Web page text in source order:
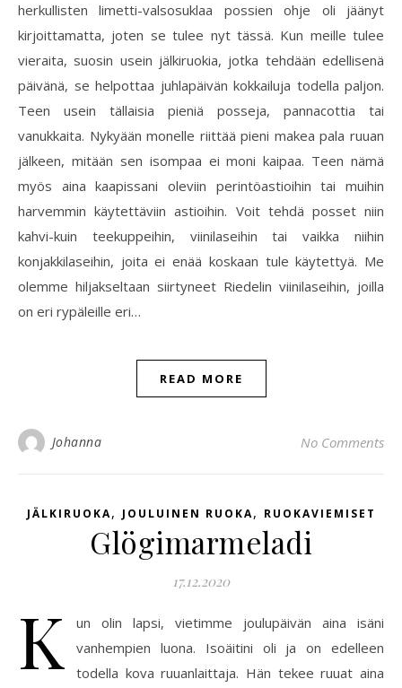
herkullisten limetti-valsosuklaa possien ohje oli jäänyt
kirjoittamatta, joten se tulee nyt tässä. Kun meille tulee
vieraita, suosin usein jälkiruokia, jotka tehdään edellisenä
päivänä, se helpottaa juhlapäivän kokkailuja todella paljon.
Teen usein tällaisia pieniä posseja, pannacottia tai
vanukkaita. Nykyään monelle riittää pieni makea pala ruuan
jälkeen, mitään sen isompaa ei moni kaipaa. Teen nämä
myös aina kaapissani oleviin perintöastioihin tai muihin
harvemmin käytettäviin astioihin. Voit tehdä posset niin
kahvi-kuin teekuppeihin, viinilaseihin tai vaikka niihin
konjakkilaseihin, joita ei enää koskaan tule käytettyä. Me
olemme hiljakseltaan siirtyneet Riedelin viinilaseihin, joilla
on eri rypäleille eri…
READ MORE
Johanna No Comments
JÄLKIRUOKA, JOULUINEN RUOKA, RUOKAVIEMISET
Glögimarmeladi
17.12.2020
K
un olin lapsi, vietimme joulupäivän aina isäni
vanhempien luona. Isoäitini oli ja on edelleen
todella kova ruuanlaittaja. Hän tekee ruuat aina